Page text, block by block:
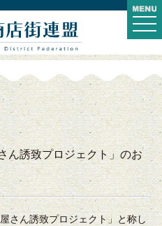
ん誘致プロジェクト」のお
さん誘致プロジェクト」と称し